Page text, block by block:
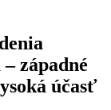
západné
účasť